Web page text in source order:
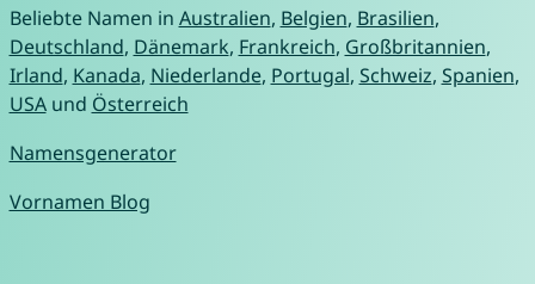
Beliebte Namen in Australien, Belgien, Brasilien,
Deutschland, Dänemark, Frankreich, Großbritannien,
Irland, Kanada, Niederlande, Portugal, Schweiz, Spanien,
USAund Österreich
Namensgenerator
Vornamen Blog